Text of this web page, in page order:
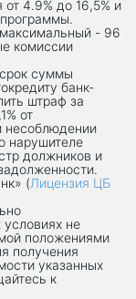
от 4.9% до 16,5% и
программы.
- 96
комиссии
суммы
банк-
штраф за
от
несоблюдении
нарушителе
должников и
(Лицензия ЦБ
не
положениями
получения
указанных
к